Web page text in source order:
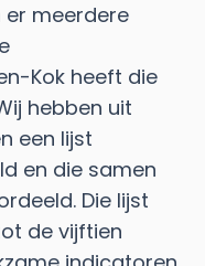
meerdere
Kok heeft die
hebben uit
een lijst
en die samen
Die lijst
de vijftien